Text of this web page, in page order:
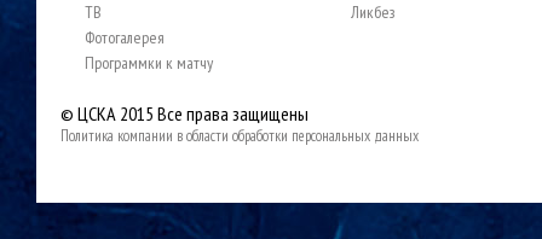
ТВ
Фотогалерея
Программки к матчу
Ликбез
© ЦСКА 2015 Все права защищены
Политика компании в области обработки персональных данных